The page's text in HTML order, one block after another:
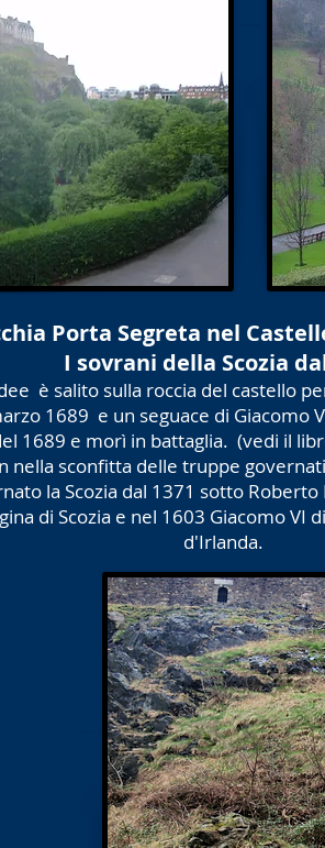
Porta Segreta nel
I sovrani della Scozia
è salito sulla roccia del castello
1689 e un seguace di Giacomo
1689 e morì in battaglia. (vedi il
nella sconfitta delle truppe
la Scozia dal 1371 sotto
di Scozia e nel 1603 Giacomo
d'Irlanda.